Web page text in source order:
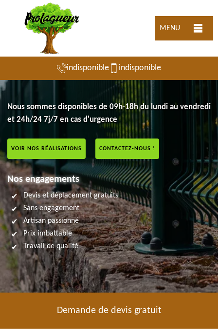
MENU
indisponible indisponible
Nous sommes disponibles de 09h-18h du lundi au vendredi
et 24h/24 7j/7 en cas d'urgence
VOIR NOS RÉALISATIONS CONTACTEZ-NOUS !
Nos engagements
Devis et déplacement gratuits
Sans engagement
Artisan passionné
Prix imbattable
Travail de qualité
Demande de devis gratuit